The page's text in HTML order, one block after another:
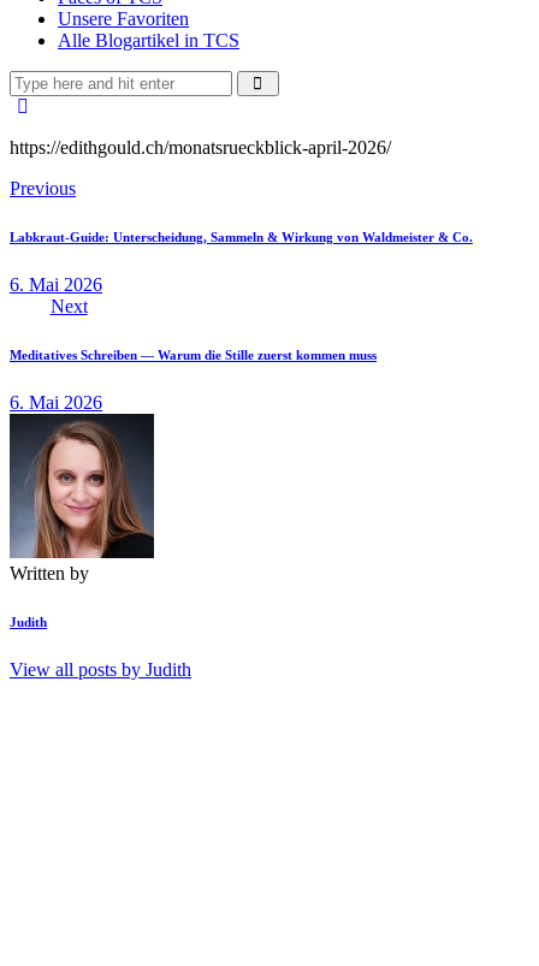
Unsere Favoriten
Alle Blogartikel in TCS
https://edithgould.ch/monatsrueckblick-april-2026/
Beitragsnavigation
Previous
Labkraut-Guide: Unterscheidung, Sammeln & Wirkung von Waldmeister & Co.
6. Mai 2026
Next
Meditatives Schreiben — Warum die Stille zuerst kommen muss
6. Mai 2026
Written by
Judith
View all posts by Judith